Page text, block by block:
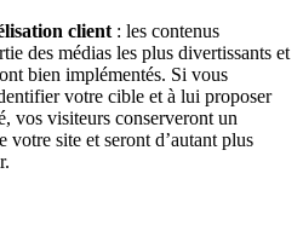
client : les contenus
des médias les plus divertissants et
bien implémentés. Si vous
votre cible et à lui proposer
vos visiteurs conserveront un
votre site et seront d’autant plus